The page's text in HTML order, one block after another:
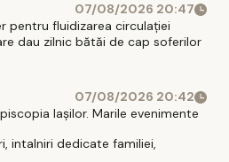
07/08/2026 20:47
pentru fluidizarea circulației
dau zilnic bătăi de cap soferilor
07/08/2026 20:42
Iașilor. Marile evenimente
intalniri dedicate familiei,